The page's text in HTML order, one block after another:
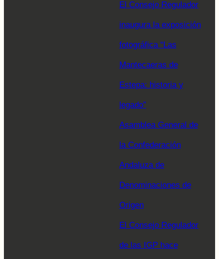
El Consejo Regulador
inaugura la exposición
fotográfica “Las
Mantecaeras de
Estepa: historia y
legado”
Asamblea General de
la Confederación
Andaluza de
Denominaciones de
Origen
El Consejo Regulador
de las IGP hace